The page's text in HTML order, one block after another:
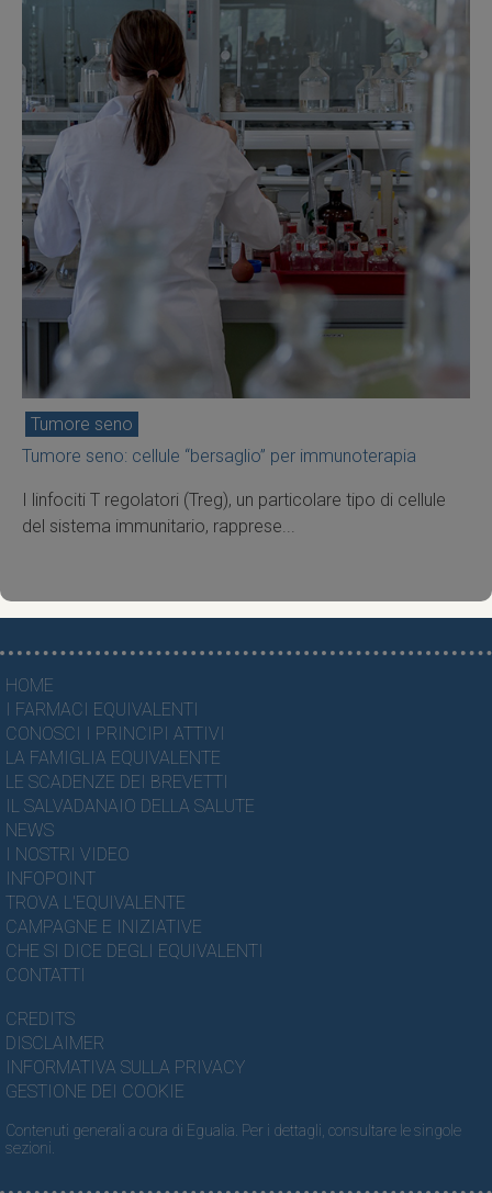
Tumore seno
Tumore seno: cellule “bersaglio” per immunoterapia
I linfociti T regolatori (Treg), un particolare tipo di cellule
del sistema immunitario, rapprese...
HOME
I FARMACI EQUIVALENTI
CONOSCI I PRINCIPI ATTIVI
LA FAMIGLIA EQUIVALENTE
LE SCADENZE DEI BREVETTI
IL SALVADANAIO DELLA SALUTE
NEWS
I NOSTRI VIDEO
INFOPOINT
TROVA L'EQUIVALENTE
CAMPAGNE E INIZIATIVE
CHE SI DICE DEGLI EQUIVALENTI
CONTATTI
CREDITS
DISCLAIMER
INFORMATIVA SULLA PRIVACY
GESTIONE DEI COOKIE
Contenuti generali a cura di Egualia. Per i dettagli, consultare le singole
sezioni.